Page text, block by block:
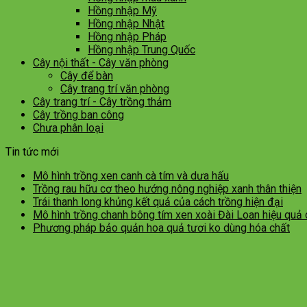
Hồng nhập Mỹ
Hồng nhập Nhật
Hồng nhập Pháp
Hồng nhập Trung Quốc
Cây nội thất - Cây văn phòng
Cây để bàn
Cây trang trí văn phòng
Cây trang trí - Cây trồng thảm
Cây trồng ban công
Chưa phân loại
Tin tức mới
Mô hình trồng xen canh cà tím và dưa hấu
Trồng rau hữu cơ theo hướng nông nghiệp xanh thân thiện
Trái thanh long khủng kết quả của cách trồng hiện đại
Mô hình trồng chanh bông tím xen xoài Đài Loan hiệu quả
Phương pháp bảo quản hoa quả tươi ko dùng hóa chất